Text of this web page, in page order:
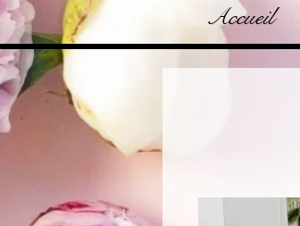
Accueil